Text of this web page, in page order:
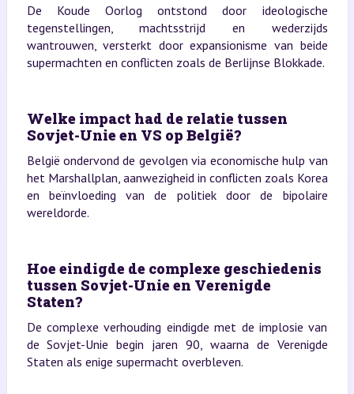
De Koude Oorlog ontstond door ideologische
tegenstellingen, machtsstrijd en wederzijds
wantrouwen, versterkt door expansionisme van beide
supermachten en conflicten zoals de Berlijnse Blokkade.
Welke impact had de relatie tussen
Sovjet-Unie en VS op België?
België ondervond de gevolgen via economische hulp van
het Marshallplan, aanwezigheid in conflicten zoals Korea
en beïnvloeding van de politiek door de bipolaire
wereldorde.
Hoe eindigde de complexe geschiedenis
tussen Sovjet-Unie en Verenigde
Staten?
De complexe verhouding eindigde met de implosie van
de Sovjet-Unie begin jaren 90, waarna de Verenigde
Staten als enige supermacht overbleven.